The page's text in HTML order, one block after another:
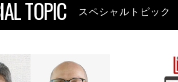
TOPIC スペシャルトピック